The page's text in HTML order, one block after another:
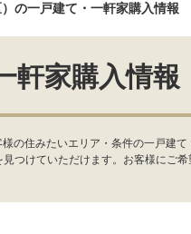
事業投資用
の一戸建て・一軒家購入情報
軒家購入情報
の住みたいエリア・条件の一戸建
つけていただけます。お客様にご